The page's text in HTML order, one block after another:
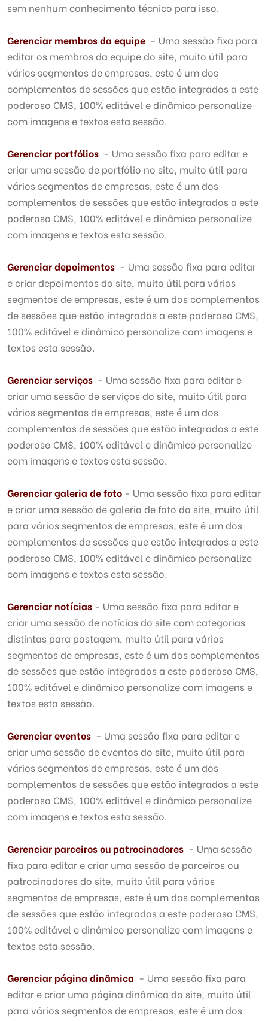
sem nenhum conhecimento técnico para isso.
Gerenciar membros da equipe - Uma sessão fixa para
editar os membros da equipe do site, muito útil para
vários segmentos de empresas, este é um dos
complementos de sessões que estão integrados a este
poderoso CMS, 100% editável e dinâmico personalize
com imagens e textos esta sessão.
Gerenciar portfólios - Uma sessão fixa para editar e
criar uma sessão de portfólio no site, muito útil para
vários segmentos de empresas, este é um dos
complementos de sessões que estão integrados a este
poderoso CMS, 100% editável e dinâmico personalize
com imagens e textos esta sessão.
Gerenciar depoimentos - Uma sessão fixa para editar
e criar depoimentos do site, muito útil para vários
segmentos de empresas, este é um dos complementos
de sessões que estão integrados a este poderoso CMS,
100% editável e dinâmico personalize com imagens e
textos esta sessão.
Gerenciar serviços - Uma sessão fixa para editar e
criar uma sessão de serviços do site, muito útil para
vários segmentos de empresas, este é um dos
complementos de sessões que estão integrados a este
poderoso CMS, 100% editável e dinâmico personalize
com imagens e textos esta sessão.
Gerenciar galeria de foto - Uma sessão fixa para editar
e criar uma sessão de galeria de foto do site, muito útil
para vários segmentos de empresas, este é um dos
complementos de sessões que estão integrados a este
poderoso CMS, 100% editável e dinâmico personalize
com imagens e textos esta sessão.
Gerenciar notícias - Uma sessão fixa para editar e
criar uma sessão de notícias do site com categorias
distintas para postagem, muito útil para vários
segmentos de empresas, este é um dos complementos
de sessões que estão integrados a este poderoso CMS,
100% editável e dinâmico personalize com imagens e
textos esta sessão.
Gerenciar eventos - Uma sessão fixa para editar e
criar uma sessão de eventos do site, muito útil para
vários segmentos de empresas, este é um dos
complementos de sessões que estão integrados a este
poderoso CMS, 100% editável e dinâmico personalize
com imagens e textos esta sessão.
Gerenciar parceiros ou patrocinadores - Uma sessão
fixa para editar e criar uma sessão de parceiros ou
patrocinadores do site, muito útil para vários
segmentos de empresas, este é um dos complementos
de sessões que estão integrados a este poderoso CMS,
100% editável e dinâmico personalize com imagens e
textos esta sessão.
Gerenciar página dinâmica - Uma sessão fixa para
editar e criar uma página dinâmica do site, muito útil
para vários segmentos de empresas, este é um dos